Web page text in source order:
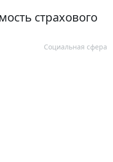
страхового
Социальная сфера